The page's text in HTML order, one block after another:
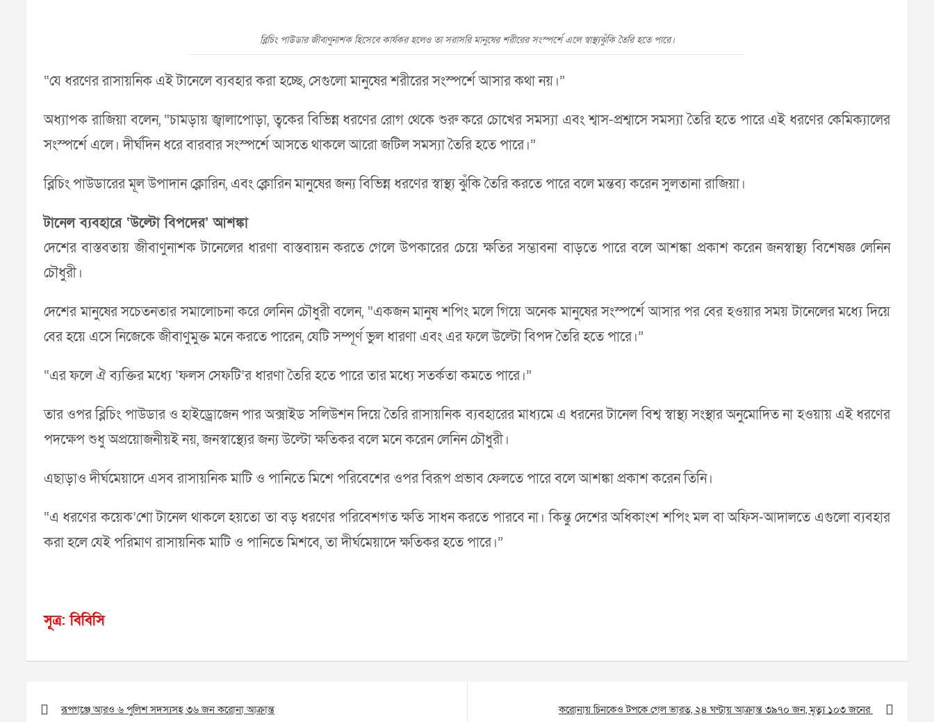
ব্লিচিং পাউডার জীবাণুনাশক হিসেবে কার্যকর হলেও তা সরাসরি মানুষের শরীরের সংস্পর্শে এলে স্বাস্থ্যঝুঁকি তৈরি হতে পারে।
“যে ধরণের রাসায়নিক এই টানেলে ব্যবহার করা হচ্ছে, সেগুলো মানুষের শরীরের সংস্পর্শে আসার কথা নয়।”
অধ্যাপক রাজিয়া বলেন, “চামড়ায় জ্বালাপোড়া, ত্বকের বিভিন্ন ধরণের রোগ থেকে শুরু করে চোখের সমস্যা এবং শ্বাস-প্রশ্বাসে সমস্যা তৈরি হতে পারে এই ধরণের কেমিক্যালের
সংস্পর্শে এলে। দীর্ঘদিন ধরে বারবার সংস্পর্শে আসতে থাকলে আরো জটিল সমস্যা তৈরি হতে পারে।”
ব্লিচিং পাউডারের মূল উপাদান ক্লোরিন, এবং ক্লোরিন মানুষের জন্য বিভিন্ন ধরণের স্বাস্থ্য ঝুঁকি তৈরি করতে পারে বলে মন্তব্য করেন সুলতানা রাজিয়া।
টানেল ব্যবহারে ‘উল্টো বিপদের’ আশঙ্কা
দেশের বাস্তবতায় জীবাণুনাশক টানেলের ধারণা বাস্তবায়ন করতে গেলে উপকারের চেয়ে ক্ষতির সম্ভাবনা বাড়তে পারে বলে আশঙ্কা প্রকাশ করেন জনস্বাস্থ্য বিশেষজ্ঞ লেনিন
চৌধুরী।
দেশের মানুষের সচেতনতার সমালোচনা করে লেনিন চৌধুরী বলেন, “একজন মানুষ শপিং মলে গিয়ে অনেক মানুষের সংস্পর্শে আসার পর বের হওয়ার সময় টানেলের মধ্যে দিয়ে
বের হয়ে এসে নিজেকে জীবাণুমুক্ত মনে করতে পারেন, যেটি সম্পূর্ণ ভুল ধারণা এবং এর ফলে উল্টো বিপদ তৈরি হতে পারে।”
“এর ফলে ঐ ব্যক্তির মধ্যে ‘ফলস সেফটি’র ধারণা তৈরি হতে পারে তার মধ্যে সতর্কতা কমতে পারে।”
তার ওপর ব্লিচিং পাউডার ও হাইড্রোজেন পার অক্সাইড সলিউশন দিয়ে তৈরি রাসায়নিক ব্যবহারের মাধ্যমে এ ধরনের টানেল বিশ্ব স্বাস্থ্য সংস্থার অনুমোদিত না হওয়ায় এই ধরণের
পদক্ষেপ শুধু অপ্রয়োজনীয়ই নয়, জনস্বাস্থ্যের জন্য উল্টো ক্ষতিকর বলে মনে করেন লেনিন চৌধুরী।
এছাড়াও দীর্ঘমেয়াদে এসব রাসায়নিক মাটি ও পানিতে মিশে পরিবেশের ওপর বিরূপ প্রভাব ফেলতে পারে বলে আশঙ্কা প্রকাশ করেন তিনি।
“এ ধরণের কয়েক’শো টানেল থাকলে হয়তো তা বড় ধরণের পরিবেশগত ক্ষতি সাধন করতে পারবে না। কিন্তু দেশের অধিকাংশ শপিং মল বা অফিস-আদালতে এগুলো ব্যবহার
করা হলে যেই পরিমাণ রাসায়নিক মাটি ও পানিতে মিশবে, তা দীর্ঘমেয়াদে ক্ষতিকর হতে পারে।”
সূত্র: বিবিসি
navigation
রূপগঞ্জে আরও ৬ পুলিশ সদস্যসহ ৩৬ জন করোনা আক্রান্ত করোনায় চিনকেও টপকে গেল ভারত, ২৪ ঘণ্টায় আক্রান্ত ৩৯৭০ জন, মৃত্যু ১০৩ জনের